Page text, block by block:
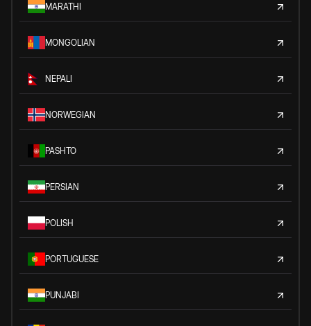
MARATHI
MONGOLIAN
NEPALI
NORWEGIAN
PASHTO
PERSIAN
POLISH
PORTUGUESE
PUNJABI